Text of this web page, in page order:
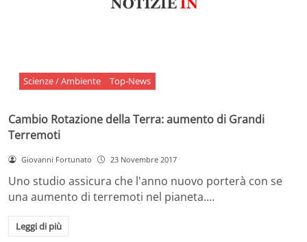
Scienze / Ambiente Top-News
Cambio Rotazione della Terra: aumento di Grandi
Terremoti
Giovanni Fortunato 23 Novembre 2017
Uno studio assicura che l'anno nuovo porterà con se
una aumento di terremoti nel pianeta.…
Leggi di più